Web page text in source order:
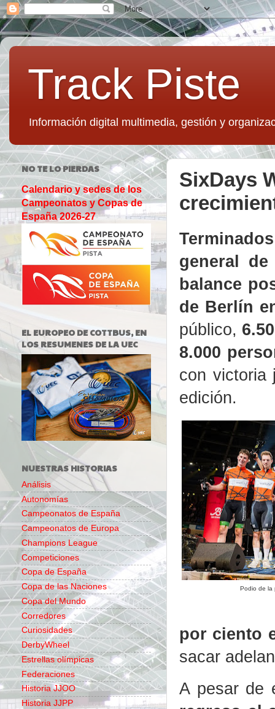
Track Piste
Información digital multimedia, gestión y
SixDays
general
balance
de Berlín
público,
8.000
con victoria
edición.
Podio de la
por ciento
sacar
A pesar de
NO TE LO PIERDAS
Calendario y sedes de los
Campeonatos y Copas de
España 2026-27
EL EUROPEO DE COTTBUS, EN
LOS RESUMENES DE LA UEC
NUESTRAS HISTORIAS
Análisis
Autonomías
Campeonatos de España
Campeonatos de Europa
Champions League
Competiciones
Copa de España
Copa de las Naciones
Copa del Mundo
Corredores
Curiosidades
DerbyWheel
Estrellas olímpicas
Federaciones
Historia JJOO
Historia JJPP